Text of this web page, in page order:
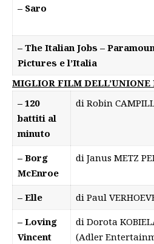
– Saro
– The Italian Jobs –
Pictures e l’Italia
MIGLIOR FILM DELL’UNIONE
– 120
battiti al
minuto
di Robin
– Borg
McEnroe
di Janus METZ
– Elle
di Paul
– Loving
Vincent
di Dorota
(Adler